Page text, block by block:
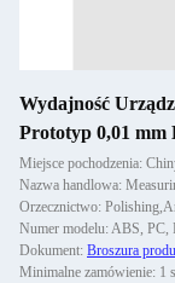
Wydajność
Prototyp 0,01 mm
Miejsce pochodzenia:
Nazwa handlowa:
Orzecznictwo:
Numer modelu: ABS,
Dokument: Broszura
Minimalne zamówienie: 1